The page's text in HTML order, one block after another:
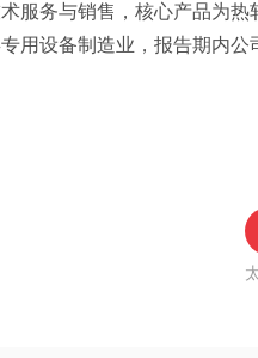
服务与销售，核心产品为
用设备制造业，报告期内